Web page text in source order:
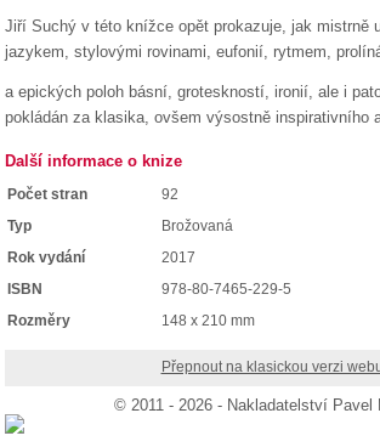
Jiří Suchý v této knížce opět prokazuje, jak mistrně
jazykem, stylovými rovinami, eufonií, rytmem,
a epických poloh básní, groteskností, ironií, ale i
pokládán za klasika, ovšem výsostně inspirativního
Další informace o knize
Počet stran
92
Typ
Brožovaná
Rok vydání
2017
ISBN
978-80-7465-229-5
Rozměry
148 x 210 mm
Přepnout na klasickou verzi
© 2011 - 2026 - Nakladatelství Pavel